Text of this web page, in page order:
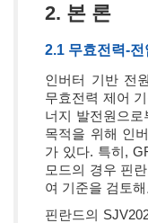
2. 본 론
2.1 무효전력-전
인버터 기반 전
무효전력 제어
너지 발전원으로
목적을 위해 인
가 있다. 특히,
모드의 경우 핀
여 기준을 검토
핀란드의